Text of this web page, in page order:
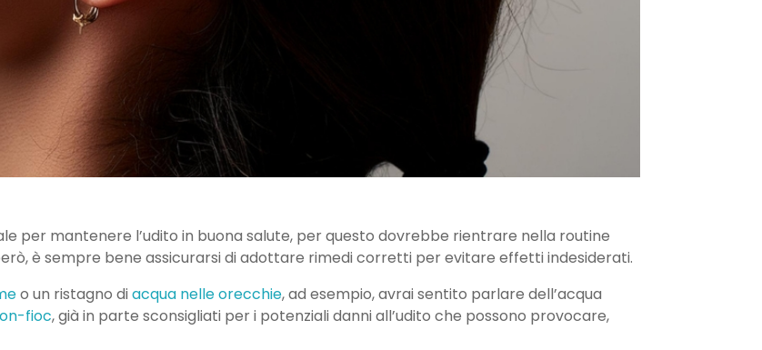
per mantenere l’udito in buona salute, per questo dovrebbe rientrare nella routine
è sempre bene assicurarsi di adottare rimedi corretti per evitare effetti indesiderati.
o un ristagno diacqua nelle orecchie, ad esempio, avrai sentito parlare dell’acqua
fioc, già in parte sconsigliati per i potenziali danni all’udito che possono provocare,